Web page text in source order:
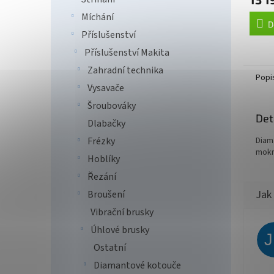
Míchání
Příslušenství
Příslušenství Makita
Zahradní technika
Vysavače
Šroubováky
Dlabačky
Frézky
Hoblíky
Řezání
Broušení
Vibrační brusky
Úhlové brusky
Ostatní
Diamantové kotouče